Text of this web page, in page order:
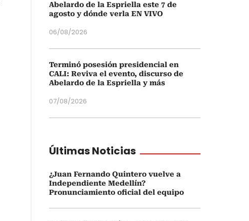
Abelardo de la Espriella este 7 de
agosto y dónde verla EN VIVO
06/08/2026
Terminó posesión presidencial en
CALI: Reviva el evento, discurso de
Abelardo de la Espriella y más
07/08/2026
Últimas Noticias
¿Juan Fernando Quintero vuelve a
Independiente Medellín?
Pronunciamiento oficial del equipo